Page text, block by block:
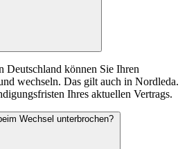
Deutschland können Sie Ihren
wechseln. Das gilt auch in Nordleda.
Ihres aktuellen Vertrags.
Wechsel unterbrochen?